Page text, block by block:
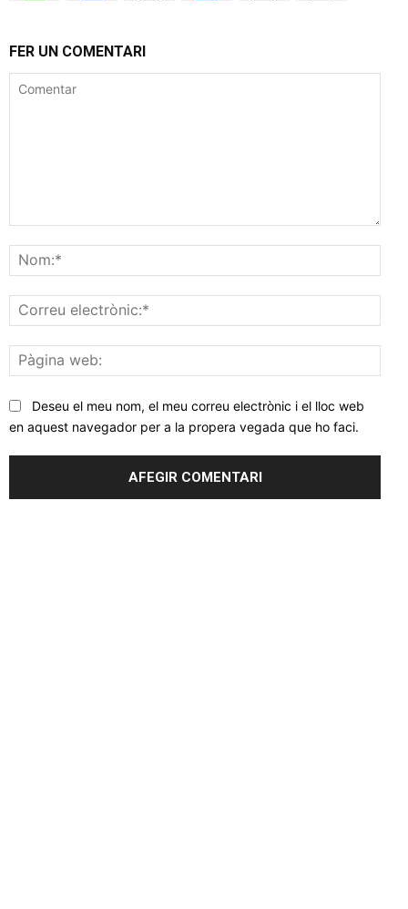
FER UN COMENTARI
web:
Deseu el meu nom, el meu correu electrònic i el lloc web
en aquest navegador per a la propera vegada que ho faci.